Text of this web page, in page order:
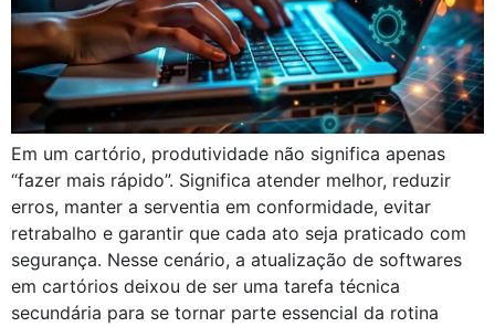
Em um cartório, produtividade não significa apenas
“fazer mais rápido”. Significa atender melhor, reduzir
erros, manter a serventia em conformidade, evitar
retrabalho e garantir que cada ato seja praticado com
segurança. Nesse cenário, a atualização de softwares
em cartórios deixou de ser uma tarefa técnica
secundária para se tornar parte essencial da rotina